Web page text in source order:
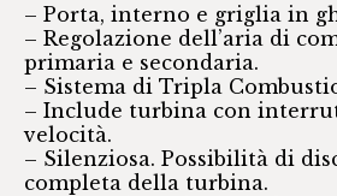
– Porta, interno e griglia in
– Regolazione dell’aria di
primaria e secondaria.
– Sistema di Tripla
– Include turbina con
velocità.
– Silenziosa. Possibilità di
completa della turbina.